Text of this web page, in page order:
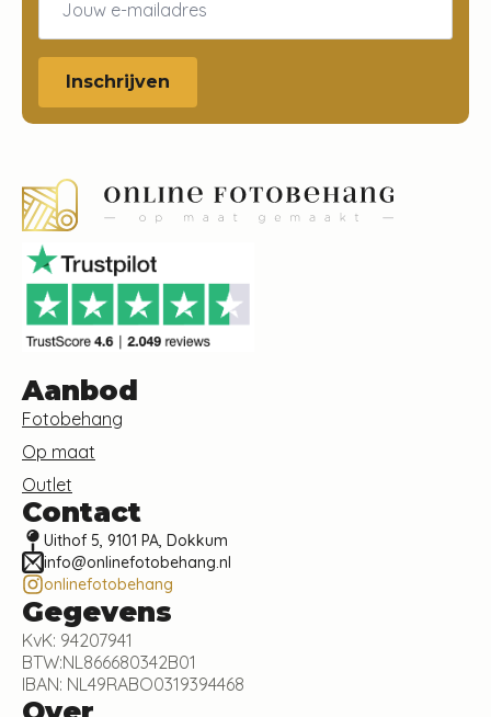
Inschrijven
Aanbod
Fotobehang
Op maat
Outlet
Contact
Uithof 5, 9101 PA, Dokkum
info@onlinefotobehang.nl
onlinefotobehang
Gegevens
KvK: 94207941
BTW:NL866680342B01
IBAN: NL49RABO0319394468